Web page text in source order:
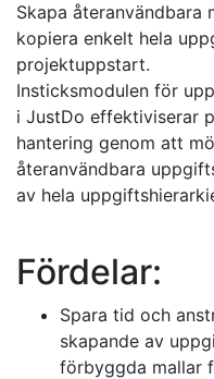
Skapa
kopiera enkelt hela
projektuppstart.
Insticksmodulen för
i JustDo effektiviserar
hantering genom att
återanvändbara
av hela
Fördelar:
Spara tid och
skapande av
förbyggda mallar